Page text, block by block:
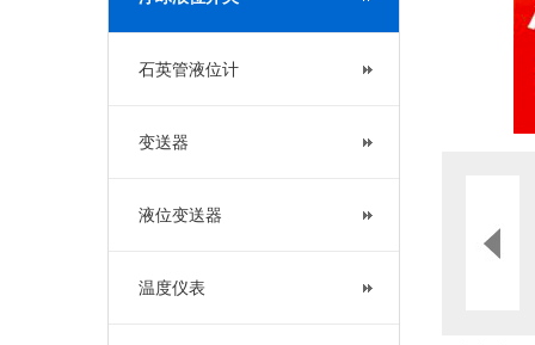
石英管液位计
变送器
液位变送器
温度仪表